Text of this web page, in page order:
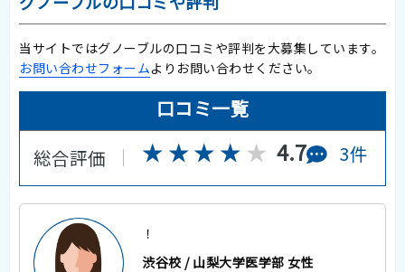
当サイトではグノーブルの口コミや評判を大募集しています。
お問い合わせフォームよりお問い合わせください。
口コミ一覧
総合評価
★★★★★
★★★★★ 4.7 3件
！
渋谷校 / 山梨大学医学部 女性